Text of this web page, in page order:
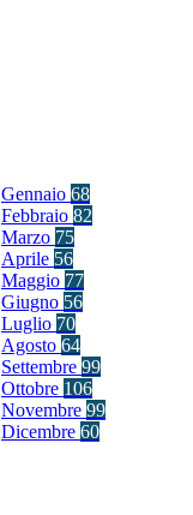
Gennaio 68
Febbraio 82
Marzo 75
Aprile 56
Maggio 77
Giugno 56
Luglio 70
Agosto 64
Settembre 99
Ottobre 106
Novembre 99
Dicembre 60